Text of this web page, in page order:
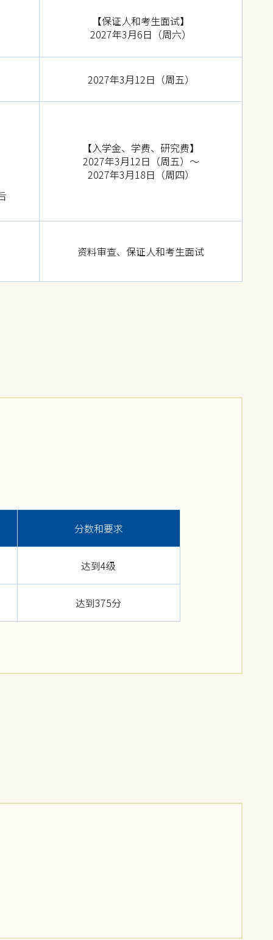
【保证人和考生面试】
2027年3月6日（周六）
2027年3月12日（周五）
【入学金、学费、研究费】
2027年3月12日（周五）～
2027年3月18日（周四）
资料审查、保证人和考生面试
分数和要求
达到4级
达到375分